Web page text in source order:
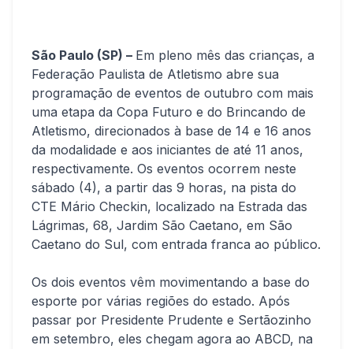
São Paulo (SP) – Em pleno mês das crianças, a
Federação Paulista de Atletismo abre sua
programação de eventos de outubro com mais
uma etapa da Copa Futuro e do Brincando de
Atletismo, direcionados à base de 14 e 16 anos
da modalidade e aos iniciantes de até 11 anos,
respectivamente. Os eventos ocorrem neste
sábado (4), a partir das 9 horas, na pista do
CTE Mário Checkin, localizado na Estrada das
Lágrimas, 68, Jardim São Caetano, em São
Caetano do Sul, com entrada franca ao público.
Os dois eventos vêm movimentando a base do
esporte por várias regiões do estado. Após
passar por Presidente Prudente e Sertãozinho
em setembro, eles chegam agora ao ABCD, na